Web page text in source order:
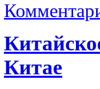
Китае